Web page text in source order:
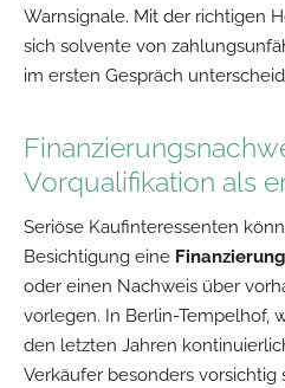
Warnsignale. Mit der richtigen
sich solvente von
im ersten Gespräch
Vorqualifikation als
Seriöse Kaufinteressenten
Besichtigung eine
oder einen Nachweis über
vorlegen. In Berlin-Tempelhof,
den letzten Jahren
Verkäufer besonders vorsichtig